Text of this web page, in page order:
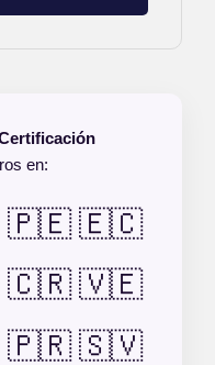
en:
🇵🇪 🇪🇨
🇨🇷 🇻🇪
🇵🇷 🇸🇻